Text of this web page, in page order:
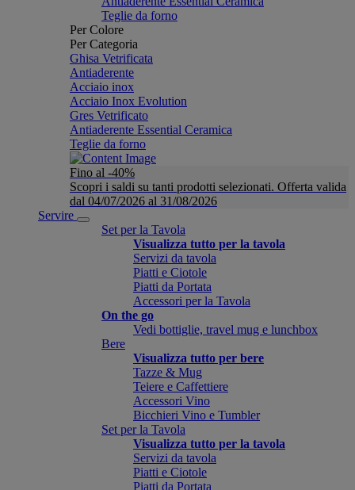
Teglie da forno
Per Colore
Per Categoria
Ghisa Vetrificata
Antiaderente
Acciaio inox
Acciaio Inox Evolution
Gres Vetrificato
Antiaderente Essential Ceramica
Teglie da forno
Fino al -40%
Scopri i saldi su tanti prodotti selezionati. Offerta valida
dal 04/07/2026 al 31/08/2026
Servire
Set per la Tavola
Visualizza tutto per la tavola
Servizi da tavola
Piatti e Ciotole
Piatti da Portata
Accessori per la Tavola
On the go
Vedi bottiglie, travel mug e lunchbox
Bere
Visualizza tutto per bere
Tazze & Mug
Teiere e Caffettiere
Accessori Vino
Bicchieri Vino e Tumbler
Set per la Tavola
Visualizza tutto per la tavola
Servizi da tavola
Piatti e Ciotole
Piatti da Portata